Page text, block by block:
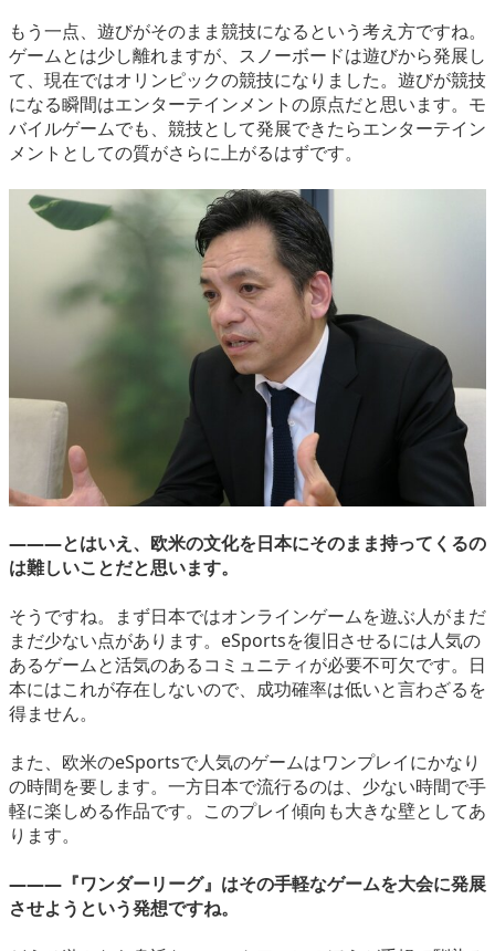
もう一点、遊びがそのまま競技になるという考え方ですね。
ゲームとは少し離れますが、スノーボードは遊びから発展し
て、現在ではオリンピックの競技になりました。遊びが競技
になる瞬間はエンターテインメントの原点だと思います。モ
バイルゲームでも、競技として発展できたらエンターテイン
メントとしての質がさらに上がるはずです。
―――とはいえ、欧米の文化を日本にそのまま持ってくるの
は難しいことだと思います。
そうですね。まず日本ではオンラインゲームを遊ぶ人がまだ
まだ少ない点があります。eSportsを復旧させるには人気の
あるゲームと活気のあるコミュニティが必要不可欠です。日
本にはこれが存在しないので、成功確率は低いと言わざるを
得ません。
また、欧米のeSportsで人気のゲームはワンプレイにかなり
の時間を要します。一方日本で流行るのは、少ない時間で手
軽に楽しめる作品です。このプレイ傾向も大きな壁としてあ
ります。
―――『ワンダーリーグ』はその手軽なゲームを大会に発展
させようという発想ですね。